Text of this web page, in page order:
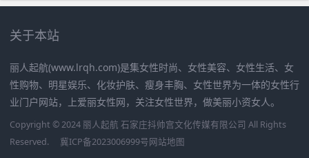
关于本站
丽人起航(www.lrqh.com)是集女性时尚、女性美容、女性生活、女
性购物、明星娱乐、化妆护肤、瘦身丰胸、女性世界为一体的女性行
业门户网站，上爱丽女性网，关注女性世界，做美丽小资女人。
Copyright © 2024 丽人起航 石家庄抖帅宫文化传媒有限公司 All Rights
Reserved.
冀ICP备2023006999号网站地图